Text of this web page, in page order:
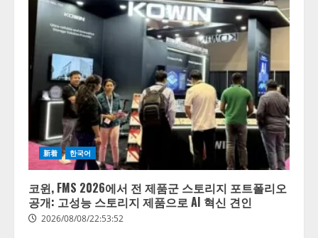
新着 한국어
코윈, FMS 2026에서 전 제품군 스토리지 포트폴리오
공개: 고성능 스토리지 제품으로 AI 혁신 견인
2026/08/08/22:53:52